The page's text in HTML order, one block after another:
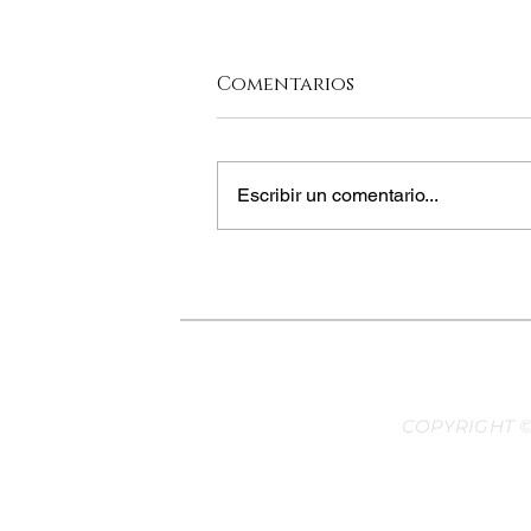
UNA OBRA MAESTRA
Comentarios
Escribir un comentario...
COPYRIGHT